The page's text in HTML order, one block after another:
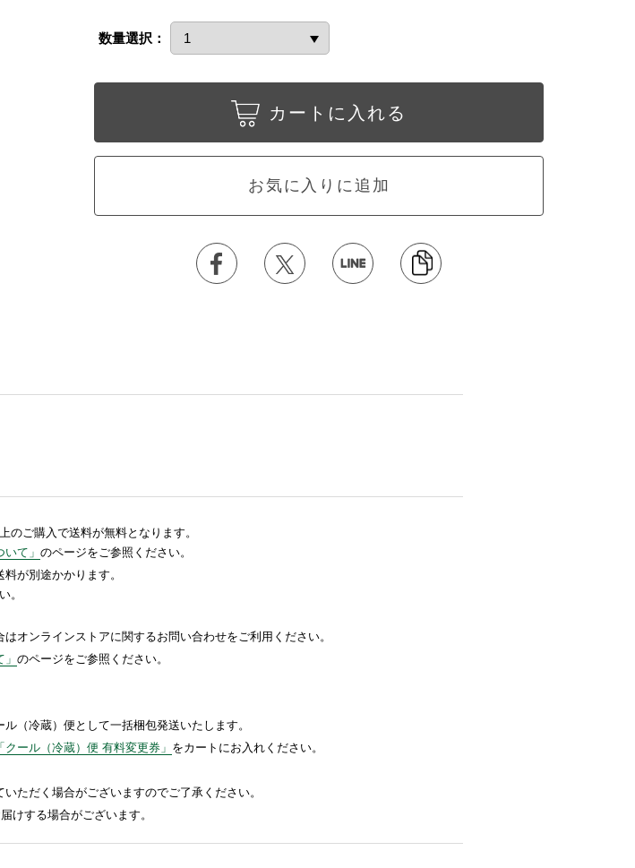
数量選択：
カートに入れる
お気に入りに追加
のご購入で送料が無料となります。
て」 のページをご参照ください。
が別途かかります。
。
オンラインストアに関するお問い合わせをご利用ください。
のページをご参照ください。
（冷蔵）便として一括梱包発送いたします。
「クール（冷蔵）便 有料変更券」 をカートにお入れください。
ただく場合がございますのでご了承ください。
けする場合がございます。